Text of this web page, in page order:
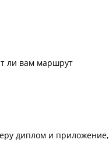
ли вам маршрут
диплом и приложение,